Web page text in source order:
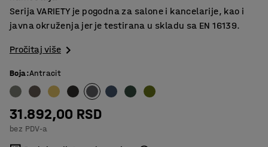
Serija VARIETY je pogodna za salone i kancelarije, kao i
javna okruženja jer je testirana u skladu sa EN 16139.
Pročitaj više
Boja:Antracit
31.892,00 RSD
bez PDV-a